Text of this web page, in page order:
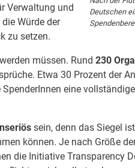
Deutschen
Verwaltung und
Würde der
zu setzen.
müssen. Rund 230
Etwa 30 Prozent der
eine
sein, denn das Siegel
können. Je nach Größe
die Initiative Transparency